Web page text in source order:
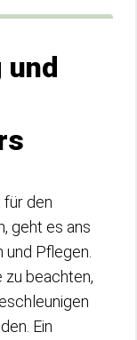
und
den
geht es ans
Pflegen.
zu beachten,
Ein